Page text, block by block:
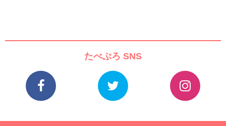
たべぷろ SNS